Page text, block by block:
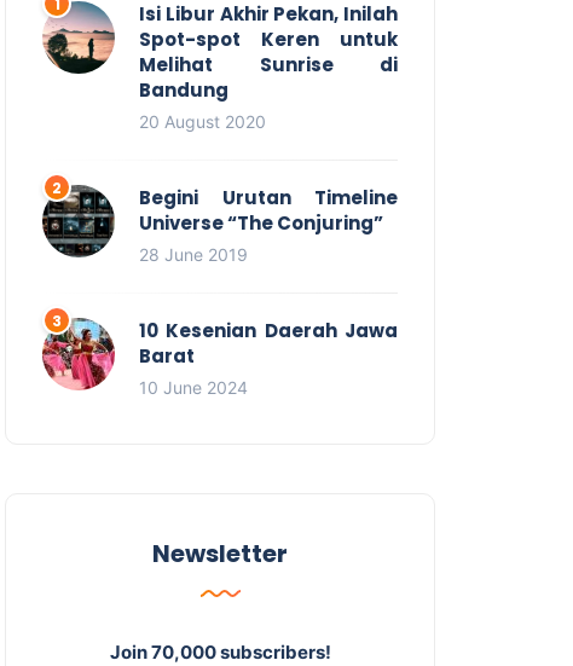
Isi Libur Akhir Pekan, Inilah
Spot-spot Keren untuk
Melihat Sunrise di
Bandung
20 August 2020
Begini Urutan Timeline
Universe “The Conjuring”
28 June 2019
10 Kesenian Daerah Jawa
Barat
10 June 2024
Newsletter
Join 70,000 subscribers!